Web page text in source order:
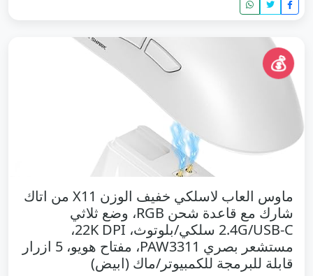
💰
ماوس العاب لاسلكي خفيف الوزن X11 من اتاك
شارك مع قاعدة شحن RGB، وضع ثلاثي
2.4G/USB-C سلكي/بلوتوث، 22K DPI،
مستشعر بصري PAW3311، مفتاح هويو، 5 ازرار
قابلة للبرمجة للكمبيوتر/ماك (ابيض)